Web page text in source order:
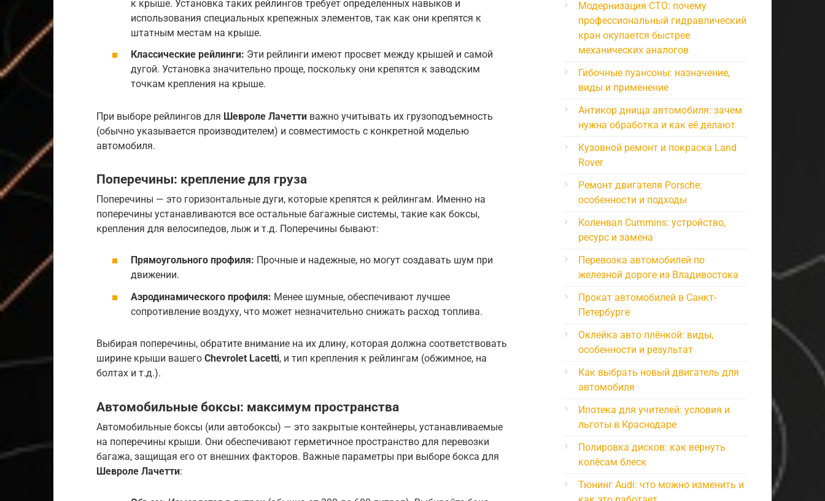
к крыше. Установка таких рейлингов требует определенных навыков и
использования специальных крепежных элементов, так как они крепятся к
штатным местам на крыше.
Классические рейлинги: Эти рейлинги имеют просвет между крышей и самой
дугой. Установка значительно проще, поскольку они крепятся к заводским
точкам крепления на крыше.
При выборе рейлингов для Шевроле Лачетти важно учитывать их грузоподъемность
(обычно указывается производителем) и совместимость с конкретной моделью
автомобиля.
Поперечины: крепление для груза
Поперечины — это горизонтальные дуги, которые крепятся к рейлингам. Именно на
поперечины устанавливаются все остальные багажные системы, такие как боксы,
крепления для велосипедов, лыж и т.д. Поперечины бывают:
Прямоугольного профиля: Прочные и надежные, но могут создавать шум при
движении.
Аэродинамического профиля: Менее шумные, обеспечивают лучшее
сопротивление воздуху, что может незначительно снижать расход топлива.
Выбирая поперечины, обратите внимание на их длину, которая должна соответствовать
ширине крыши вашего Chevrolet Lacetti, и тип крепления к рейлингам (обжимное, на
болтах и т.д.).
Автомобильные боксы: максимум пространства
Автомобильные боксы (или автобоксы) — это закрытые контейнеры, устанавливаемые
на поперечины крыши. Они обеспечивают герметичное пространство для перевозки
багажа, защищая его от внешних факторов. Важные параметры при выборе бокса для
Шевроле Лачетти:
Модернизация СТО: почему
профессиональный гидравлический
кран окупается быстрее
механических аналогов
Гибочные пуансоны: назначение,
виды и применение
Антикор днища автомобиля: зачем
нужна обработка и как её делают
Кузовной ремонт и покраска Land
Rover
Ремонт двигателя Porsche:
особенности и подходы
Коленвал Cummins: устройство,
ресурс и замена
Перевозка автомобилей по
железной дороге из Владивостока
Прокат автомобилей в Санкт-
Петербурге
Оклейка авто плёнкой: виды,
особенности и результат
Как выбрать новый двигатель для
автомобиля
Ипотека для учителей: условия и
льготы в Краснодаре
Полировка дисков: как вернуть
колёсам блеск
Тюнинг Audi: что можно изменить и